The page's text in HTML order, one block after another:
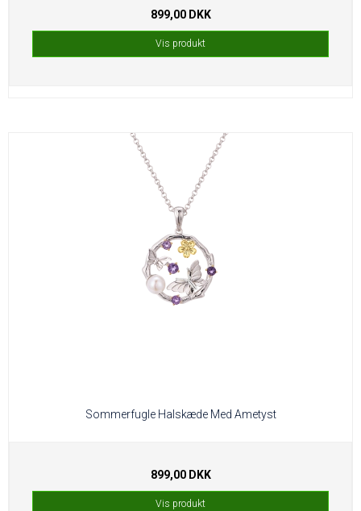
899,00 DKK
Vis produkt
Sommerfugle Halskæde Med Ametyst
899,00 DKK
Vis produkt